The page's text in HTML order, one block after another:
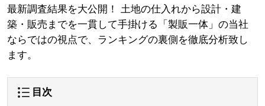
最新調査結果を大公開！ 土地の仕入れから設計・建
築・販売までを一貫して手掛ける「製販一体」の当社
ならではの視点で、ランキングの裏側を徹底分析致し
ます。
目次